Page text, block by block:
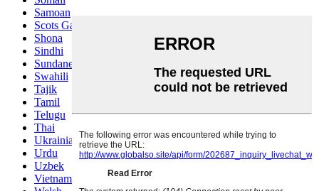
Samoan
Scots Gaelic
Shona
Sindhi
Sundanese
Swahili
Tajik
Tamil
Telugu
Thai
Ukrainian
Urdu
Uzbek
Vietnamese